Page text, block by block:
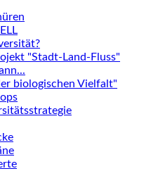
"Stadt-Land-Fluss"
biologischen Vielfalt"